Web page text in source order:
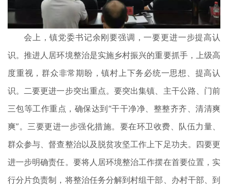
会上，镇党委书记余刚要强调，一要更进一步提高认
识。推进人居环境整治是实施乡村振兴的重要抓手，上级高
度重视，群众非常期盼，镇村上下务必统一思想、提高认
识。二要更进一步突出重点。要突出集镇、主干公路、门前
三包等工作重点，确保达到“干干净净、整整齐齐、清清爽
爽”。三要更进一步强化措施。要在环卫收费、队伍力量、
群众参与、督查整治以及脱贫攻坚工作上下足功夫。四要更
进一步明确责任。要将人居环境整治工作摆在首要位置，实
行分片负责制，将整治任务分解到村组干部、办村干部、到